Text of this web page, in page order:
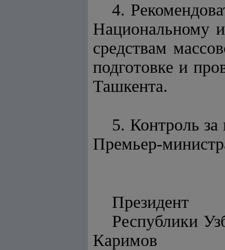
4.
Национальному
средствам
подготовке и
Ташкента.
5. Контроль
Премьер-
Президент
Каримов